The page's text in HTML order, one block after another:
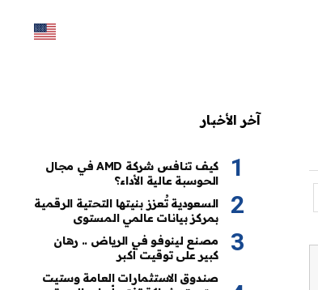
آخر الأخبار
كيف تنافس شركة AMD في مجال
الحوسبة عالية الأداء؟
السعودية تُعزز بنيتها التحتية الرقمية
بمركز بيانات عالمي المستوى
مصنع لينوفو في الرياض .. رهان
كبير على توقيت أكبر
صندوق الاستثمارات العامة وستيت